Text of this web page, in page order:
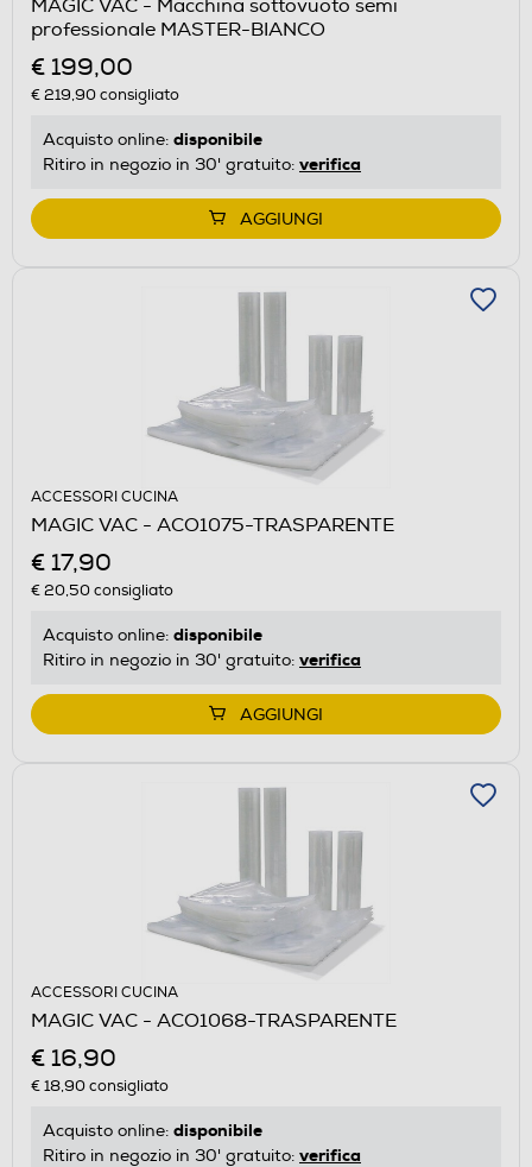
MAGIC VAC - Macchina sottovuoto semi
professionale MASTER-BIANCO
€ 199,00
€ 219,90consigliato
Acquisto online: disponibile
Ritiro in negozio in 30' gratuito: verifica
AGGIUNGI
ACCESSORI CUCINA
MAGIC VAC - ACO1075-TRASPARENTE
€ 17,90
€ 20,50consigliato
Acquisto online: disponibile
Ritiro in negozio in 30' gratuito: verifica
AGGIUNGI
ACCESSORI CUCINA
MAGIC VAC - ACO1068-TRASPARENTE
€ 16,90
€ 18,90consigliato
Acquisto online: disponibile
Ritiro in negozio in 30' gratuito: verifica